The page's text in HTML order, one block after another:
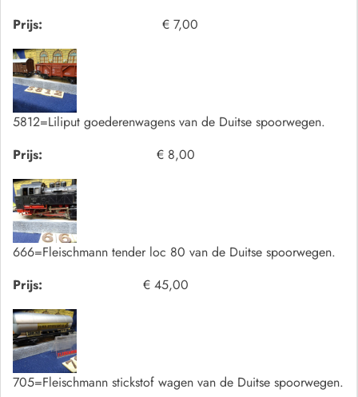
Prijs:
€ 7,00
5812=Liliput goederenwagens van de Duitse spoorwegen.
Prijs:
€ 8,00
666=Fleischmann tender loc 80 van de Duitse spoorwegen.
Prijs:
€ 45,00
705=Fleischmann stickstof wagen van de Duitse spoorwegen.